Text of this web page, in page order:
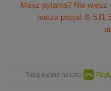
Masz pytania? Nie
nasza pasja! ✆ 531